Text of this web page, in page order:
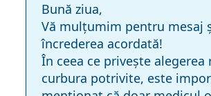
Bună ziua,
Vă mulțumim pentru mesaj
încrederea acordată!
În ceea ce privește alegerea
curbura potrivite, este